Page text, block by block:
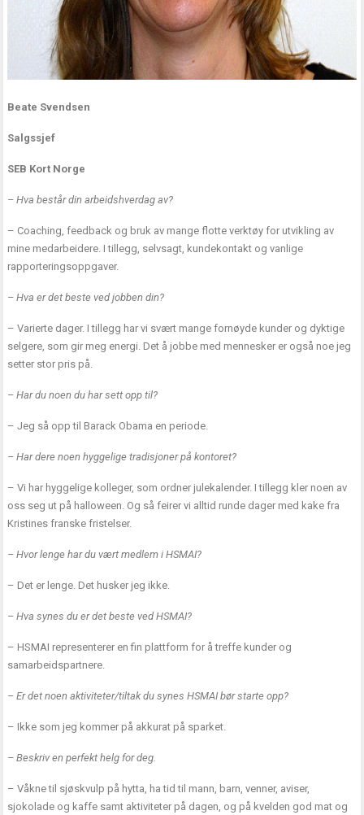
Beate Svendsen
Salgssjef
SEB Kort Norge
– Hva består din arbeidshverdag av?
– Coaching, feedback og bruk av mange flotte verktøy for utvikling av
mine medarbeidere. I tillegg, selvsagt, kundekontakt og vanlige
rapporteringsoppgaver.
– Hva er det beste ved jobben din?
– Varierte dager. I tillegg har vi svært mange fornøyde kunder og dyktige
selgere, som gir meg energi. Det å jobbe med mennesker er også noe jeg
setter stor pris på.
– Har du noen du har sett opp til?
– Jeg så opp til Barack Obama en periode.
– Har dere noen hyggelige tradisjoner på kontoret?
– Vi har hyggelige kolleger, som ordner julekalender. I tillegg kler noen av
oss seg ut på halloween. Og så feirer vi alltid runde dager med kake fra
Kristines franske fristelser.
– Hvor lenge har du vært medlem i HSMAI?
– Det er lenge. Det husker jeg ikke.
– Hva synes du er det beste ved HSMAI?
– HSMAI representerer en fin plattform for å treffe kunder og
samarbeidspartnere.
– Er det noen aktiviteter/tiltak du synes HSMAI bør starte opp?
– Ikke som jeg kommer på akkurat på sparket.
– Beskriv en perfekt helg for deg.
– Våkne til sjøskvulp på hytta, ha tid til mann, barn, venner, aviser,
sjokolade og kaffe samt aktiviteter på dagen, og på kvelden god mat og